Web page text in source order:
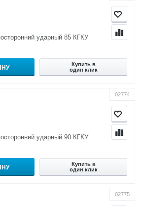
ударный 85 КГКУ
Купить в
один клик
02774
ударный 90 КГКУ
Купить в
один клик
02775